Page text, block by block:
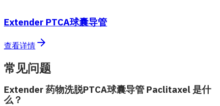
Extender PTCA球囊导管
查看详情
常见问题
Extender 药物洗脱PTCA球囊导管 Paclitaxel 是什
么？